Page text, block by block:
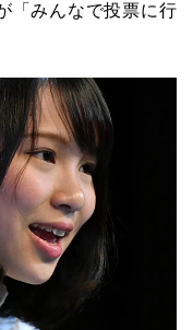
「みんなで投票に行